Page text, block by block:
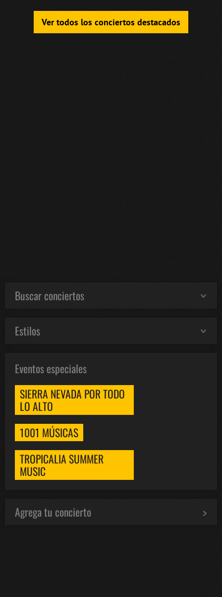
Ver todos los conciertos destacados
Buscar conciertos
Estilos
Eventos especiales
SIERRA NEVADA POR TODO
LO ALTO
1001 MÚSICAS
TROPICALIA SUMMER
MUSIC
Agrega tu concierto